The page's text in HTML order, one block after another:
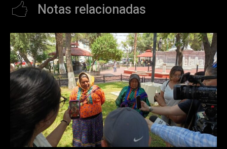
Notas relacionadas